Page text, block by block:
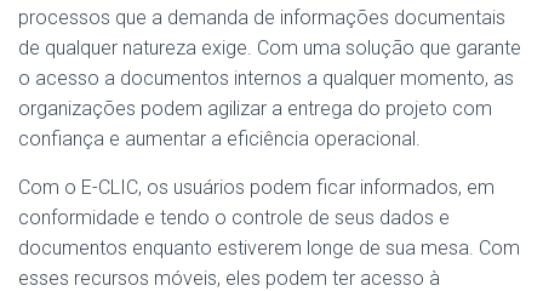
processos que a demanda de informações documentais
de qualquer natureza exige. Com uma solução que garante
o acesso a documentos internos a qualquer momento, as
organizações podem agilizar a entrega do projeto com
confiança e aumentar a eficiência operacional.
Com o E-CLIC, os usuários podem ficar informados, em
conformidade e tendo o controle de seus dados e
documentos enquanto estiverem longe de sua mesa. Com
esses recursos móveis, eles podem ter acesso à